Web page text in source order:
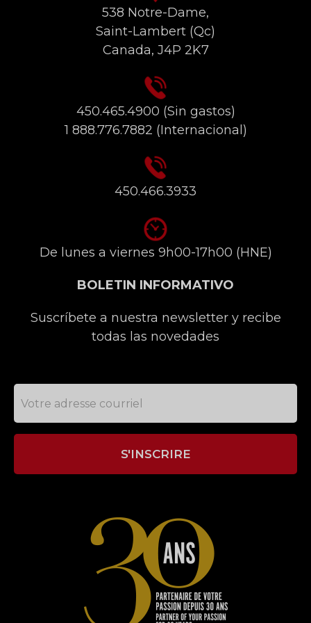
538 Notre-Dame,
Saint-Lambert (Qc)
Canada, J4P 2K7
450.465.4900 (Sin gastos)
1 888.776.7882 (Internacional)
450.466.3933
De lunes a viernes 9h00-17h00 (HNE)
BOLETIN INFORMATIVO
Suscríbete a nuestra newsletter y recibe
todas las novedades